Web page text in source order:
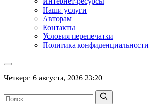
Наши услуги
Авторам
Контакты
Условия перепечатки
Политика конфиденциальности
Четверг, 6 августа, 2026 23:20